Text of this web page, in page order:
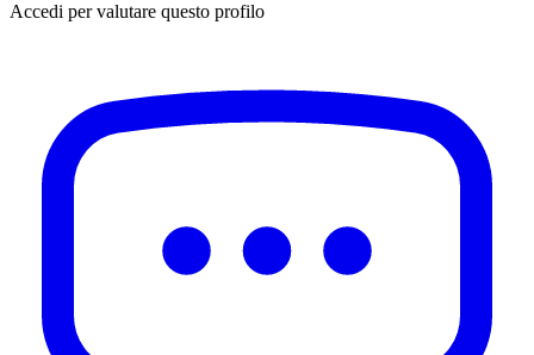
Accedi per valutare questo profilo